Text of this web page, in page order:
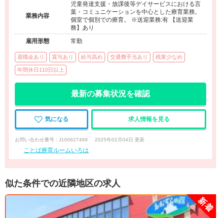
業務内容
児童発達支援・放課後等デイサービスにおける言
葉・コミュニケーションを中心とした療育業務。
個室で個別での療育。 ※送迎業務:有 【送迎業
務】あり
雇用形態
常勤
退職金あり 賞与あり 給与高め 交通費手当あり 残業少なめ
年間休日110日以上
最新の募集状況を確認
気になる 求人情報を見る
お問い合わせ番号 : J100627469 2025年02月04日 更新
ことば療育ルームいろは
似た条件での近隣地区の求人